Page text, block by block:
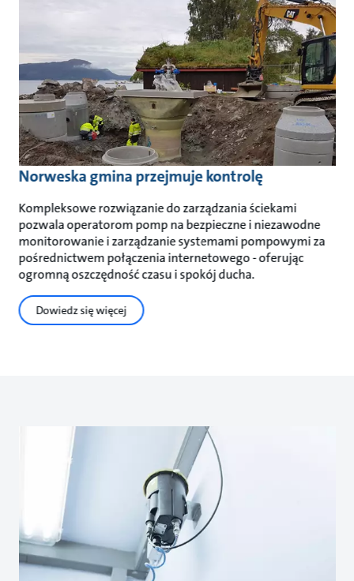
Norweska gmina przejmuje kontrolę
Kompleksowe rozwiązanie do zarządzania ściekami
pozwala operatorom pomp na bezpieczne i niezawodne
monitorowanie i zarządzanie systemami pompowymi za
pośrednictwem połączenia internetowego - oferując
ogromną oszczędność czasu i spokój ducha.
Dowiedz się więcej